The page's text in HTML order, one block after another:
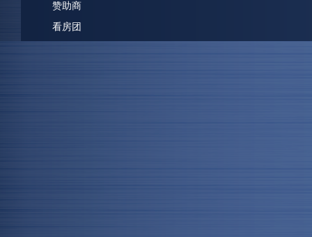
赞助商
看房团